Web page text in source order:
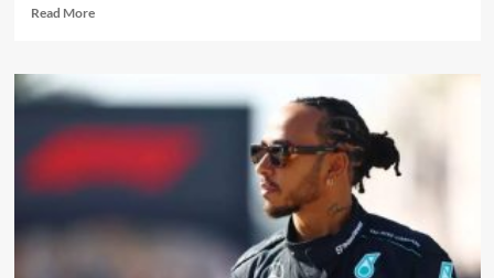
Read MoreRead
Quehacer
Internacional
través
opinión///Carolina